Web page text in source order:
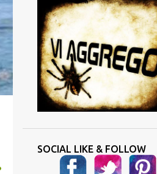
SOCIAL LIKE & FOLLOW